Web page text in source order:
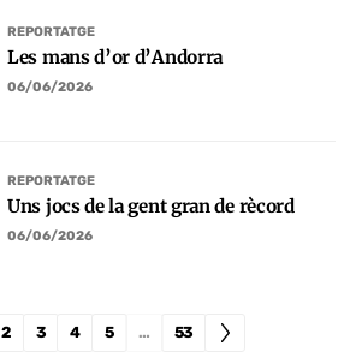
REPORTATGE
Les mans d’or d’Andorra
06/06/2026
REPORTATGE
Uns jocs de la gent gran de rècord
06/06/2026
2 3 4 5 … 53